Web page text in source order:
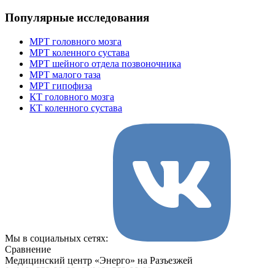
Популярные исследования
МРТ головного мозга
МРТ коленного сустава
МРТ шейного отдела позвоночника
МРТ малого таза
МРТ гипофиза
КТ головного мозга
КТ коленного сустава
Мы в социальных сетях:
Сравнение
Медицинский центр «Энерго» на Разъезжей